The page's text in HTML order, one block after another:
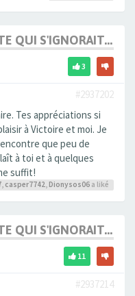
QUI S'IGNORAIT...
3
#2937202
Tes appréciations si
à Victoire et moi. Je
que peu de
à toi et à quelques
suffit!
, casper7742, Dionysos06 a liké
QUI S'IGNORAIT...
11
#2937214